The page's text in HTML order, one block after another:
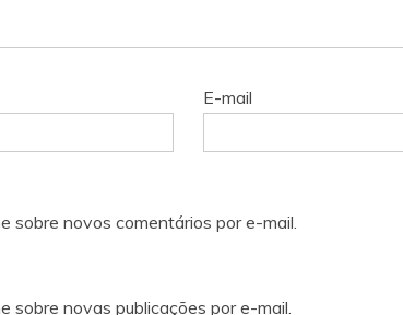
E-mail
sobre novos comentários por e-mail.
sobre novas publicações por e-mail.